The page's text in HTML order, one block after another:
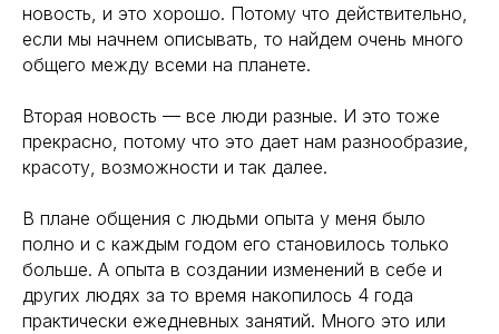
новость, и это хорошо. Потому что действительно,
если мы начнем описывать, то найдем очень много
общего между всеми на планете.
Вторая новость — все люди разные. И это тоже
прекрасно, потому что это дает нам разнообразие,
красоту, возможности и так далее.
В плане общения с людьми опыта у меня было
полно и с каждым годом его становилось только
больше. А опыта в создании изменений в себе и
других людях за то время накопилось 4 года
практически ежедневных занятий. Много это или